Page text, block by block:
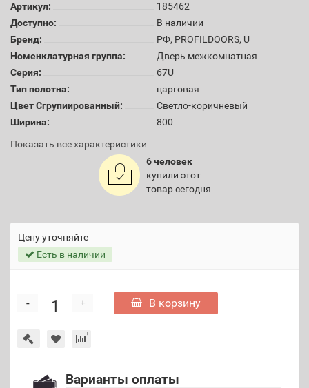
Артикул:
185462
Доступно:
В наличии
Бренд:
РФ, PROFILDOORS, U
Номенклатурная группа:
Дверь межкомнатная
Серия:
67U
Тип полотна:
царговая
Цвет Сгрупиированный:
Светло-коричневый
Ширина:
800
Показать все характеристики
6 человек
купили этот
товар сегодня
Цену уточняйте
Есть в наличии
+
- В корзину
Варианты оплаты